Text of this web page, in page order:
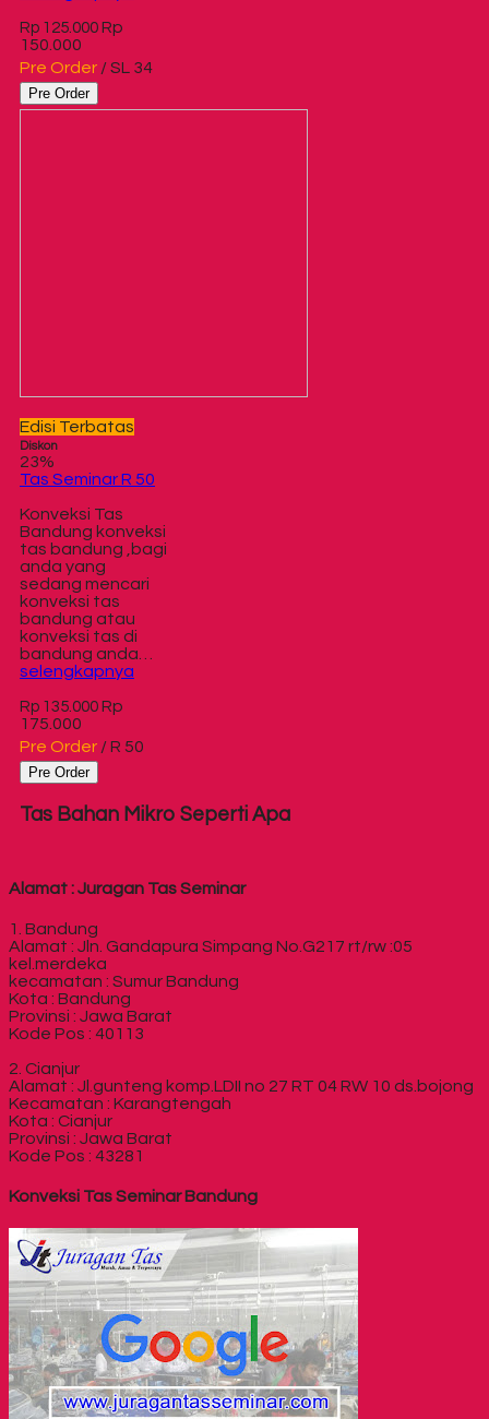
Rp 125.000 Rp
150.000
Pre Order / SL 34
Pre Order
Edisi Terbatas
Diskon
23%
Tas Seminar R 50
Konveksi Tas
Bandung konveksi
tas bandung ,bagi
anda yang
sedang mencari
konveksi tas
bandung atau
konveksi tas di
bandung anda…
selengkapnya
Rp 135.000 Rp
175.000
Pre Order / R 50
Pre Order
Tas Bahan Mikro Seperti Apa
Alamat : Juragan Tas Seminar
1. Bandung
Alamat : Jln. Gandapura Simpang No.G217 rt/rw :05
kel.merdeka
kecamatan : Sumur Bandung
Kota : Bandung
Provinsi : Jawa Barat
Kode Pos : 40113
2. Cianjur
Alamat : Jl.gunteng komp.LDII no 27 RT 04 RW 10 ds.bojong
Kecamatan : Karangtengah
Kota : Cianjur
Provinsi : Jawa Barat
Kode Pos : 43281
Konveksi Tas Seminar Bandung